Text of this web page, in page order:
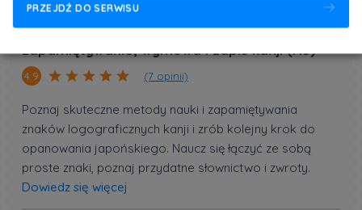
Kurs Japoński dla początkujących -
zapamiętywanie, wymowa i zapis kanji (N5)
4.9 (7 opinii)
Poznaj skuteczne metody nauki i zapamiętywania
znaków logograficznych kanji i zrób kolejny krok do
opanowania japońskiego. Naucz się łączyć ze sobą
proste znaki, poznaj przydatne słownictwo i zwroty.
Dowiedz się więcej
PRZEJDŹ DO SERWISU